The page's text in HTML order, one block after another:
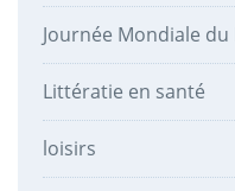
Journée Mondiale du
Littératie en santé
loisirs